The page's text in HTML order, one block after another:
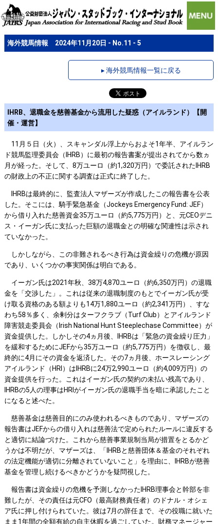
海外競馬情報 2024年11月20日 - No.11 - 5
▸ 海外競馬情報一覧に戻る
IHRB、退職金を慈善基金から流用した疑惑（アイルランド）【開
催・運営】
11月５日（火）、スキャンダル浮上からおよそ1年半、アイルラン
ド競馬監理委員会（IHRB）に最初の報告書案が提出されてから数ヵ
月が経った。そして、8万ユーロ（約1,320万円）で委託されたIHRB
の財政上の不正に関する調査は正式に終了した。
IHRBは最終的に、監査法人マザーズが作成したこの報告書を公表
した。そこには、騎手緊急基金（Jockeys Emergency Fund: JEF）
から借り入れた慈善資金35万ユーロ（約5,775万円）と、元CEOデニ
ス・イーガン氏に支払った巨額の退職金との明確な関連性は示され
ていなかった。
しかしながら、この非難されるべき行為は資金繰りの危機が原因
であり、いくつかの事実関係は明白である。
イーガン氏は2021年秋、38万4,870ユーロ（約6,350万円）の退職
金を「交渉した」。これは従来の退職制度のもとでイーガン氏が受
け取る資格のある額よりも14万1,880ユーロ（約2,341万円）、すな
わち58％多く、余剰分はターフクラブ（Turf Club）とアイルランド
障害競走委員会（Irish National Hunt Steeplechase Committee）が
資金提供した。しかしその4ヵ月後、IHRBは「緊急の資金繰り圧力」
を緩和するためにJEFから35万ユーロ（約5,775万円）を徴収し、最
終的に4月にその資金を返済した。その7ヵ月後、ホースレーシング
アイルランド（HRI）はIHRBに24万2,990ユーロ（約4,009万円）の
資金提供を行った。これはイーガン氏の契約の未払い残高であり、
IHRBの5人の理事はHRIがイーガン氏の退職手当を暗に承認したこと
になると述べた。
慈善基金は慈善目的にのみ使われるべきものであり、マザーズの
報告書はJEFからの借り入れは慈善法で定められたルールに違反する
と適切に結論づけた。これから慈善事業規制当局が措置をとるかど
うかは不明だが、マザーズは、「IHRBと慈善団体＆基金のそれぞれ
の法定機能が適切に分離されていないこと」を理由に、IHRBが慈善
基金を管理し続けるべきかどうかを疑問視した。
報告書は資金繰りの危機を予測しなかったIHRB理事会と幹部を非
難したが、その責任は元CFO（最高財務責任者）のドナル・オシェ
ア氏に押し付けられていた。彼は7月の辞任まで、その役職に就いた
まま1年間の全額有給の自主休暇を過ごしていた。財務マネージャー